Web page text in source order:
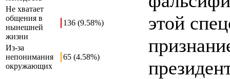
Не хватает
общения в
нынешней
жизни
136 (9.58%)
Из-за
непонимания
окружающих
65 (4.58%)
этой